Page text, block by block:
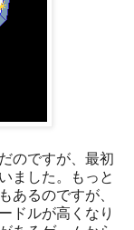
のですが、最初
ました。もっと
あるのですが、
ドルが高くなり